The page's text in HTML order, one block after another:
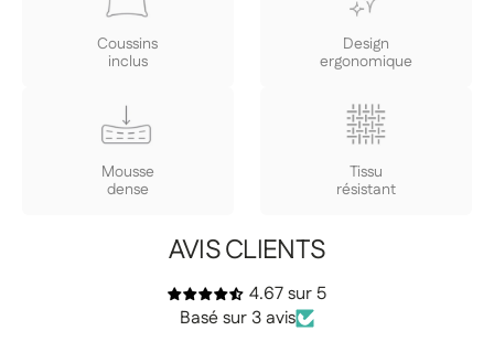
Coussins
inclus
Design
ergonomique
Mousse
dense
Tissu
résistant
AVIS CLIENTS
4.67 sur 5
Basé sur 3 avis